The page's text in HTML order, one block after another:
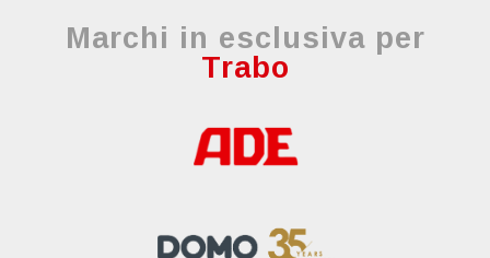
Marchi in esclusiva per
Trabo